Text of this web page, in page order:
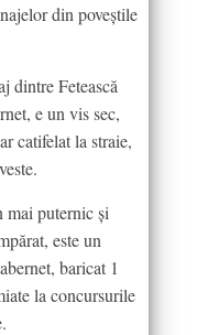
din poveștile
dintre Fetească
e un vis sec,
catifelat la straie,
mai puternic și
este un
baricat 1
la concursurile